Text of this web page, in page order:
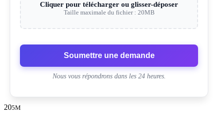
Cliquer pour télécharger ou glisser-déposer
Taille maximale du fichier : 20MB
Soumettre une demande
Nous vous répondrons dans les 24 heures.
205M